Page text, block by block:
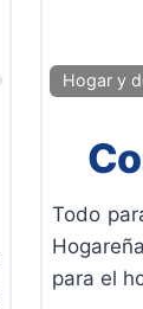
FavoritoHogar y
Todo
para el